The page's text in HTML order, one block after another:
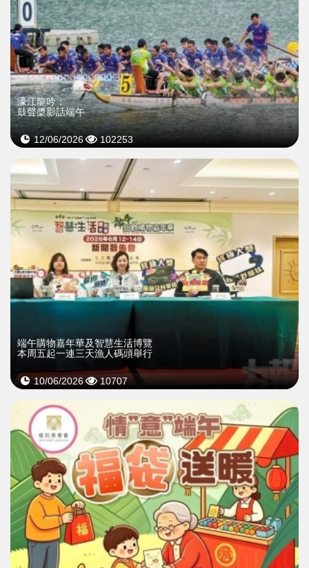
濠江龍吟：
鼓聲槳影話端午
12/06/2026 102253
端午購物嘉年華及智慧生活博覽
本周五起一連三天漁人碼頭舉行
10/06/2026 10707